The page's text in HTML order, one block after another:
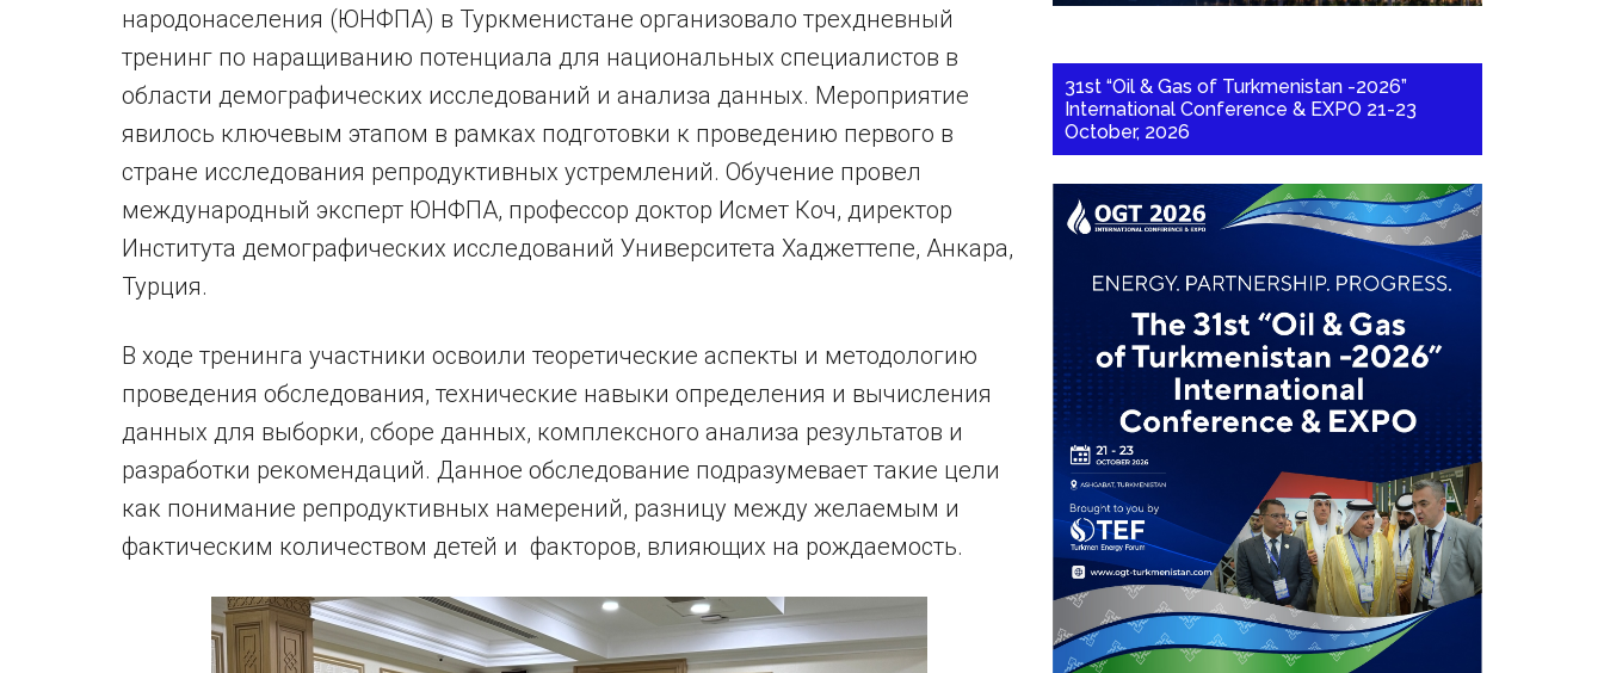
народонаселения (ЮНФПА) в Туркменистане организовало трехдневный
тренинг по наращиванию потенциала для национальных специалистов в
области демографических исследований и анализа данных. Мероприятие
явилось ключевым этапом в рамках подготовки к проведению первого в
стране исследования репродуктивных устремлений. Обучение провел
международный эксперт ЮНФПА, профессор доктор Исмет Коч, директор
Института демографических исследований Университета Хаджеттепе, Анкара,
Турция.
В ходе тренинга участники освоили теоретические аспекты и методологию
проведения обследования, технические навыки определения и вычисления
данных для выборки, сборе данных, комплексного анализа результатов и
разработки рекомендаций. Данное обследование подразумевает такие цели
как понимание репродуктивных намерений, разницу между желаемым и
фактическим количеством детей и факторов, влияющих на рождаемость.
31st “Oil & Gas of Turkmenistan -2026”
International Conference & EXPO 21-23
October, 2026